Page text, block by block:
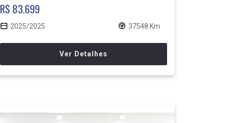
R$ 83.699
2025/2025 37548 Km
Ver Detalhes